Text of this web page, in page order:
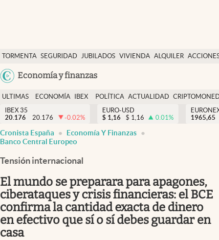
TORMENTA SEGURIDAD JUBILADOS VIVIENDA ALQUILER
USA
Economía y finanzas
Economía y finanzas
Política
Actualidad
Criptomonedas
España
ULTIMAS
NOTICIAS
ECONOMÍA
FINANZAS
IBEX
EURO
POLÍTICA ACTUALIDAD
IBEX 35
20.176
20.176 -0.02%
EURO-USD
$ 1,16 $ 1,16 0.01%
1965,65
Cronista España
Economía Y Finanzas
Banco Central Europeo
Tensión internacional
El mundo se preparara para apagones,
ciberataques y crisis financieras: el BCE
confirma la cantidad exacta de dinero
en efectivo que sí o sí debes guardar en
casa